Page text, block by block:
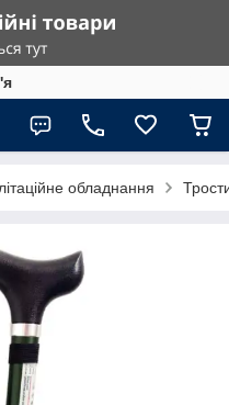
обладнання